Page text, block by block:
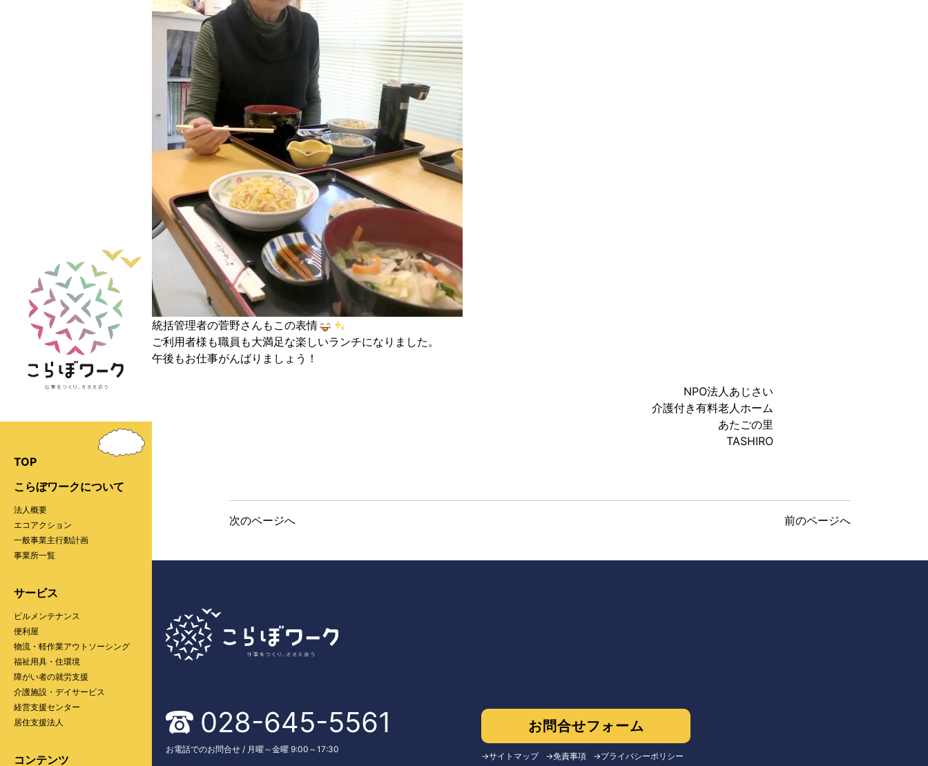
TOP
こらぼワークについて
法人概要
エコアクション
一般事業主行動計画
事業所一覧
サービス
ビルメンテナンス
便利屋
物流・軽作業アウトソーシング
福祉用具・住環境
障がい者の就労支援
介護施設・デイサービス
経営支援センター
居住支援法人
コンテンツ
統括管理者の菅野さんもこの表情
ご利用者様も職員も大満足な楽しいランチになりました。
午後もお仕事がんばりましょう！
NPO法人あじさい
介護付き有料老人ホーム
あたごの里
TASHIRO
前のページへ
次のページへ
028-645-5561
お電話でのお問合せ / 月曜～金曜 9:00～17:30
お問合せフォーム
サイトマップ 免責事項 プライバシーポリシー